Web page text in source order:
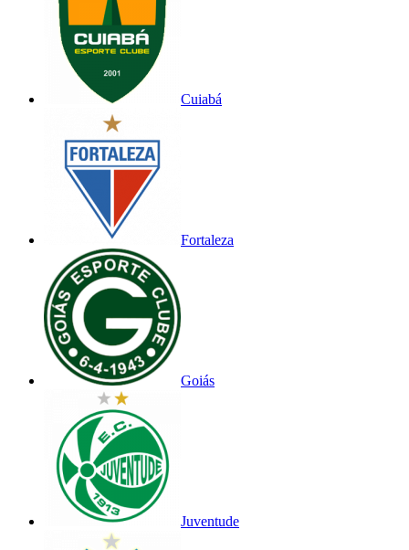
Cuiabá
Fortaleza
Goiás
Juventude